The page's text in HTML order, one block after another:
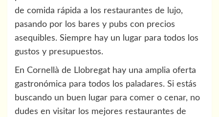
de comida rápida a los restaurantes de lujo,
pasando por los bares y pubs con precios
asequibles. Siempre hay un lugar para todos los
gustos y presupuestos.
En Cornellà de Llobregat hay una amplia oferta
gastronómica para todos los paladares. Si estás
buscando un buen lugar para comer o cenar, no
dudes en visitar los mejores restaurantes de